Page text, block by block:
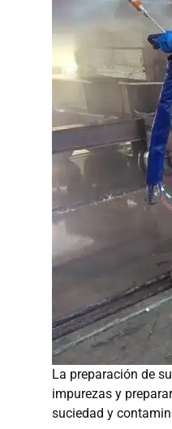
La preparación de
impurezas y
suciedad y